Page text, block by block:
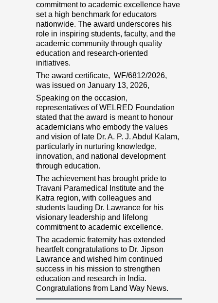
commitment to academic excellence have
set a high benchmark for educators
nationwide. The award underscores his
role in inspiring students, faculty, and the
academic community through quality
education and research-oriented
initiatives.
The award certificate, WF/6812/2026,
was issued on January 13, 2026,
Speaking on the occasion,
representatives of WELRED Foundation
stated that the award is meant to honour
academicians who embody the values
and vision of late Dr. A. P. J. Abdul Kalam,
particularly in nurturing knowledge,
innovation, and national development
through education.
The achievement has brought pride to
Travani Paramedical Institute and the
Katra region, with colleagues and
students lauding Dr. Lawrance for his
visionary leadership and lifelong
commitment to academic excellence.
The academic fraternity has extended
heartfelt congratulations to Dr. Jipson
Lawrance and wished him continued
success in his mission to strengthen
education and research in India.
Congratulations from Land Way News.